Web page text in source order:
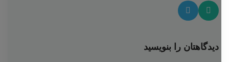
دیدگاهتان را بنویسید